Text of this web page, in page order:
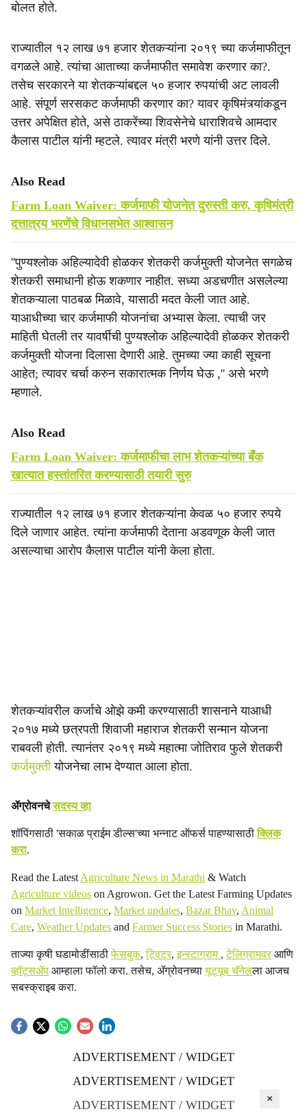
बोलत होते.
राज्यातील १२ लाख ७१ हजार शेतकऱ्यांना २०१९ च्या कर्जमाफीतून
वगळले आहे. त्यांचा आताच्या कर्जमाफीत समावेश करणार का?.
तसेच सरकारने या शेतकऱ्यांबद्दल ५० हजार रुपयांची अट लावली
आहे. संपूर्ण सरसकट कर्जमाफी करणार का? यावर कृषिमंत्र्यांकडून
उत्तर अपेक्षित होते, असे ठाकरेंच्या शिवसेनेचे धाराशिवचे आमदार
कैलास पाटील यांनी म्हटले. त्यावर मंत्री भरणे यांनी उत्तर दिले.
Also Read
Farm Loan Waiver: कर्जमाफी योजनेत दुरुस्ती करु, कृषिमंत्री
दत्तात्रय भरणेंचे विधानसभेत आश्वासन
''पुण्यश्लोक अहिल्यादेवी होळकर शेतकरी कर्जमुक्ती योजनेत सगळेच
शेतकरी समाधानी होऊ शकणार नाहीत. सध्या अडचणीत असलेल्या
शेतकऱ्याला पाठबळ मिळावे, यासाठी मदत केली जात आहे.
याआधीच्या चार कर्जमाफी योजनांचा अभ्यास केला. त्याची जर
माहिती घेतली तर यावर्षीची पुण्यश्लोक अहिल्यादेवी होळकर शेतकरी
कर्जमुक्ती योजना दिलासा देणारी आहे. तुमच्या ज्या काही सूचना
आहेत; त्यावर चर्चा करुन सकारात्मक निर्णय घेऊ ,'' असे भरणे
म्हणाले.
Also Read
Farm Loan Waiver: कर्जमाफीचा लाभ शेतकऱ्यांच्या बँक
खात्यात हस्तांतरित करण्यासाठी तयारी सुरु
राज्यातील १२ लाख ७१ हजार शेतकऱ्यांना केवळ ५० हजार रुपये
दिले जाणार आहेत. त्यांना कर्जमाफी देताना अडवणूक केली जात
असल्याचा आरोप कैलास पाटील यांनी केला होता.
शेतकऱ्यांवरील कर्जाचे ओझे कमी करण्यासाठी शासनाने याआधी
२०१७ मध्ये छत्रपती शिवाजी महाराज शेतकरी सन्मान योजना
राबवली होती. त्यानंतर २०१९ मध्ये महात्मा जोतिराव फुले शेतकरी
कर्जमुक्तीयोजनेचा लाभ देण्यात आला होता.
ॲग्रोवनचेसदस्य व्हा
शॉपिंगसाठी 'सकाळ प्राईम डील्स'च्या भन्नाट ऑफर्स पाहण्यासाठीक्लिक
करा.
Read the Latest Agriculture News in Marathi & Watch
Agriculture videos on Agrowon. Get the Latest Farming Updates
on Market Intelligence, Market updates, Bazar Bhav, Animal
Care, Weather Updates and Farmer Success Stories in Marathi.
ताज्या कृषी घडामोडींसाठीफेसबुक,ट्विटर,इन्स्टाग्राम ,टेलिग्रामवरआणि
व्हॉट्सॲप आम्हाला फॉलो करा. तसेच, ॲग्रोवनच्यायूट्यूब चॅनेलला आजच
सबस्क्राइब करा.
ADVERTISEMENT / WIDGET
ADVERTISEMENT / WIDGET
ADVERTISEMENT / WIDGET
×